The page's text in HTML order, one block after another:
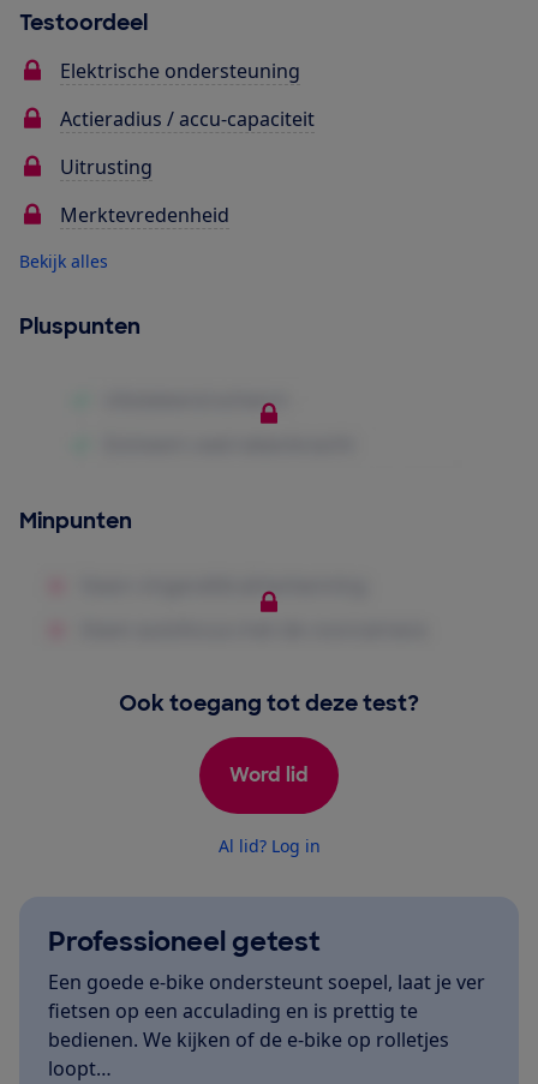
Testoordeel
Elektrische ondersteuning
Actieradius / accu-capaciteit
Uitrusting
Merktevredenheid
Bekijk alles
Pluspunten
Minpunten
Ook toegang tot deze test?
Word lid
Al lid? Log in
Professioneel getest
Een goede e-bike ondersteunt soepel, laat je ver
fietsen op een acculading en is prettig te
bedienen. We kijken of de e-bike op rolletjes
loopt…